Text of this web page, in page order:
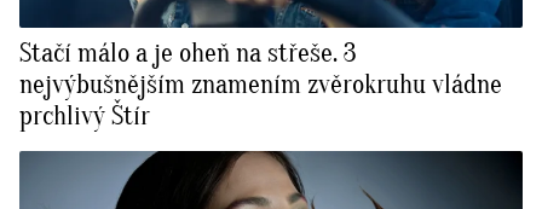
Stačí málo a je oheň na střeše. 3
nejvýbušnějším znamením zvěrokruhu vládne
prchlivý Štír